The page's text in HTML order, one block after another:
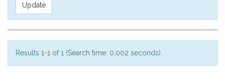
Results 1-1 of 1 (Search time: 0.002 seconds).